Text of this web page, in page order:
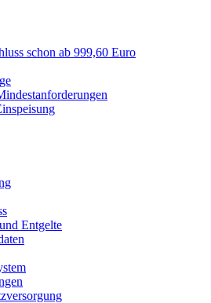
schon ab 999,60 Euro
Entgelte